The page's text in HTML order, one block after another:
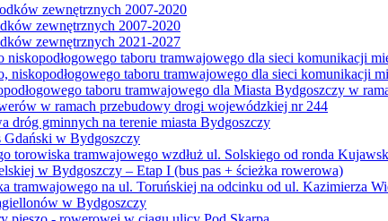
zewnętrznych 2007-2020
zewnętrznych 2007-2020
zewnętrznych 2021-2027
niskopodłogowego taboru tramwajowego dla sieci komunikacji
niskopodłogowego taboru tramwajowego dla sieci komunikacji
taboru tramwajowego dla Miasta Bydgoszczy w
w ramach przebudowy drogi wojewódzkiej nr 244
dróg gminnych na terenie miasta Bydgoszczy
w Bydgoszczy
torowiska tramwajowego wzdłuż ul. Solskiego od ronda
w Bydgoszczy – Etap I (bus pas + ścieżka rowerowa)
tramwajowego na ul. Toruńskiej na odcinku od ul. Kazimierza
w Bydgoszczy